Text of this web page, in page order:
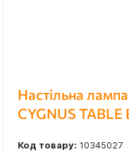
Настільна
CYGNUS TABLE
Код товару: 10345027